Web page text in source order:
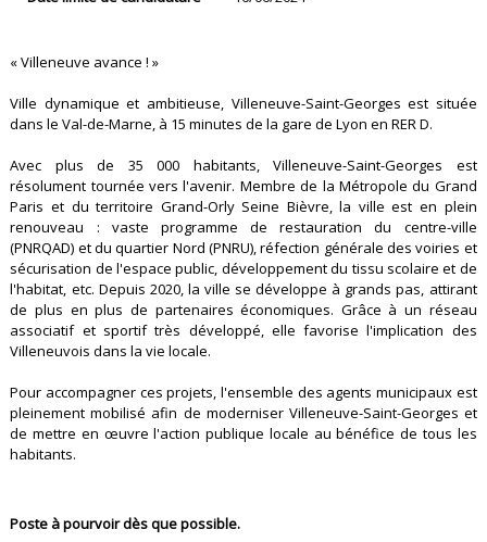
« Villeneuve avance ! »
Ville dynamique et ambitieuse, Villeneuve-Saint-Georges est située
dans le Val-de-Marne, à 15 minutes de la gare de Lyon en RER D.
Avec plus de 35 000 habitants, Villeneuve-Saint-Georges est
résolument tournée vers l'avenir. Membre de la Métropole du Grand
Paris et du territoire Grand-Orly Seine Bièvre, la ville est en plein
renouveau : vaste programme de restauration du centre-ville
(PNRQAD) et du quartier Nord (PNRU), réfection générale des voiries et
sécurisation de l'espace public, développement du tissu scolaire et de
l'habitat, etc. Depuis 2020, la ville se développe à grands pas, attirant
de plus en plus de partenaires économiques. Grâce à un réseau
associatif et sportif très développé, elle favorise l'implication des
Villeneuvois dans la vie locale.
Pour accompagner ces projets, l'ensemble des agents municipaux est
pleinement mobilisé afin de moderniser Villeneuve-Saint-Georges et
de mettre en œuvre l'action publique locale au bénéfice de tous les
habitants.
Poste à pourvoir dès que possible.